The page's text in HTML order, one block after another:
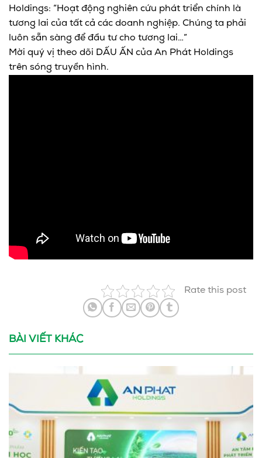
Holdings: “Hoạt động nghiên cứu phát triển chính là
tương lai của tất cả các doanh nghiệp. Chúng ta phải
luôn sẵn sàng để đầu tư cho tương lai…”
Mời quý vị theo dõi DẤU ẤN của An Phát Holdings
trên sóng truyền hình.
Rate this post
BÀI VIẾT KHÁC